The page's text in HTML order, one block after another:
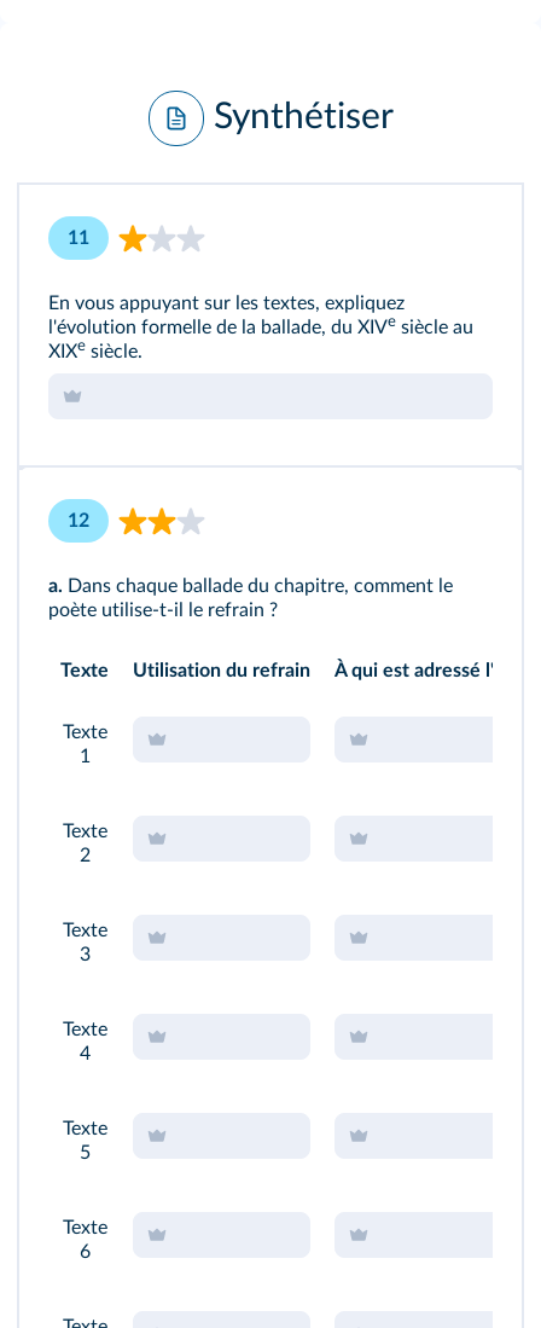
Synthétiser
11
En vous appuyant sur les textes, expliquez
l'évolution formelle de la ballade, du XIVe siècle au
XIXe siècle.
12
a. Dans chaque ballade du chapitre, comment le
poète utilise-t-il le refrain ?
Texte Utilisation du refrain À qui est adressé
Texte
1
Texte
2
Texte
3
Texte
4
Texte
5
Texte
6